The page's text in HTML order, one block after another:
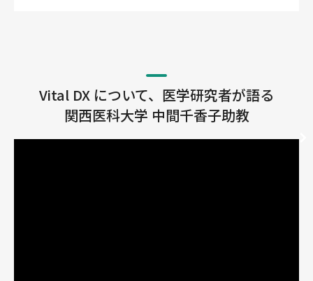
Vital DX について、医学研究者が語る
関西医科大学 中間千香子助教